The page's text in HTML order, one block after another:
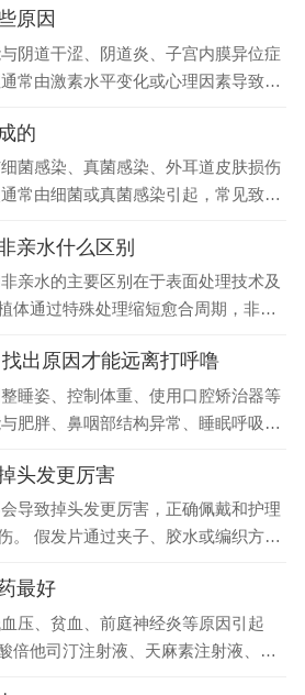
原因
阴道干涩、阴道炎、子宫内膜异位症
常由激素水平变化或心理因素导致，
的
菌感染、真菌感染、外耳道皮肤损伤
常由细菌或真菌感染引起，常见致病
亲水什么区别
亲水的主要区别在于表面处理技术及
体通过特殊处理缩短愈合周期，非亲
出原因才能远离打呼噜
睡姿、控制体重、使用口腔矫治器等
肥胖、鼻咽部结构异常、睡眠呼吸暂
头发更厉害
导致掉头发更厉害，正确佩戴和护理
。 假发片通过夹子、胶水或编织方式
最好
压、贫血、前庭神经炎等原因引起
倍他司汀注射液、天麻素注射液、银